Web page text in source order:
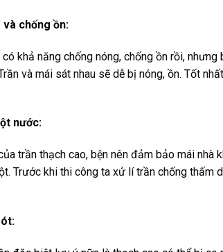
chống ồn:
khả năng chống nóng, chống ồn rồi,
và mái sát nhau sẽ dễ bị nóng, ồn. Tốt
nước:
trần thạch cao, bện nên đảm bảo mái nhà
Trước khi thi công ta xử lí trần chống thấm